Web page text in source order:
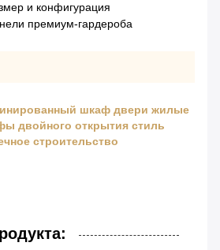
и конфигурация
премиум-гардероба
шкаф двери жилые
двойного открытия стиль
строительство